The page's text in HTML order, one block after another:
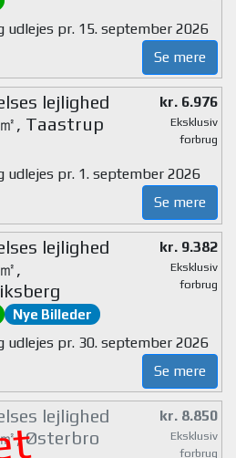
udlejes pr. 15. september 2026
Se mere
lejlighed
, Taastrup
kr. 6.976
Eksklusiv
forbrug
udlejes pr. 1. september 2026
Se mere
lejlighed
,
Nye Billeder
kr. 9.382
Eksklusiv
forbrug
udlejes pr. 30. september 2026
Se mere
lejlighed
, Østerbro
kr. 8.850
Eksklusiv
forbrug